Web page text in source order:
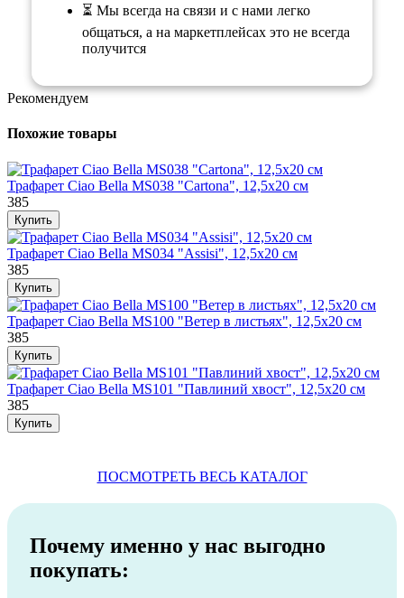
⏳ Мы всегда на связи и с нами легко
общаться, а на маркетплейсах это не всегда
получится
Рекомендуем
Похожие товары
Трафарет Ciao Bella MS038 "Cartona", 12,5х20 см
385
Трафарет Ciao Bella MS034 "Assisi", 12,5х20 см
385
Трафарет Ciao Bella MS100 "Ветер в листьях", 12,5х20 см
385
Трафарет Ciao Bella MS101 "Павлиний хвост", 12,5х20 см
385
ПОСМОТРЕТЬ ВЕСЬ КАТАЛОГ
Почему именно у нас выгодно
покупать: